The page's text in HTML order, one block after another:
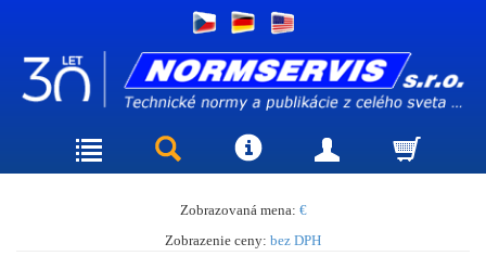
Zobrazovaná mena: €
Zobrazenie ceny: bez DPH